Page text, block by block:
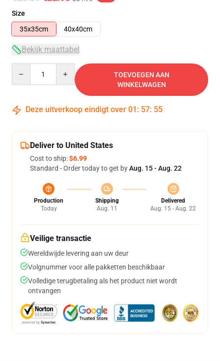
Size
35x35cm
40x40cm
Bekijk maattabel
TOEVOEGEN AAN
WINKELWAGEN
Deze uitverkoop eindigt over 01 : 57: 54
Deliver to United States
Cost to ship:$6.99
Standard - Order today to get byAug. 15 - Aug. 22
Production
Today
Shipping
Aug. 11
Delivered
Aug. 15 - Aug. 22
Veilige transactie
Wereldwijde levering aan uw deur
Volgnummer voor alle pakketten beschikbaar
Volledige terugbetaling als het product niet wordt
ontvangen